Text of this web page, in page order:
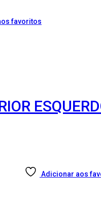
favoritos
Adicionar aos